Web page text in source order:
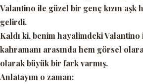
Valantino ile güzel bir genç kızın aşk
gelirdi.
Kaldı ki, benim hayalimdeki
kahramanı arasında hem görsel
olarak büyük bir fark varmış.
Anlatayım o zaman: